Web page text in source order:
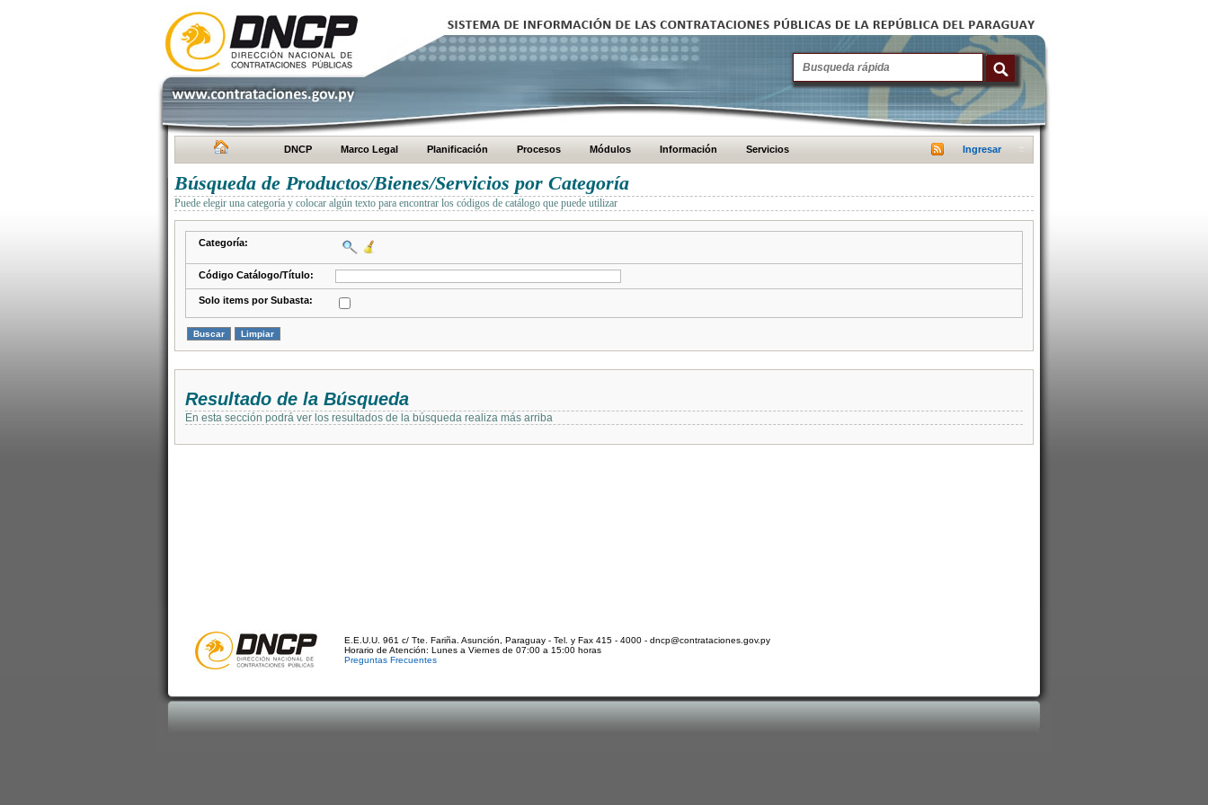
DNCP Marco Legal Planificación Procesos Módulos Información Servicios Ingresar
Búsqueda de Productos/Bienes/Servicios por Categoría
Puede elegir una categoría y colocar algún texto para encontrar los códigos de catálogo que puede utilizar
Categoría:
Código Catálogo/Título:
Solo items por Subasta:
Resultado de la Búsqueda
En esta sección podrá ver los resultados de la búsqueda realiza más arriba
E.E.U.U. 961 c/ Tte. Fariña. Asunción, Paraguay - Tel. y Fax 415 - 4000 - dncp@contrataciones.gov.py
Horario de Atención: Lunes a Viernes de 07:00 a 15:00 horas
Preguntas Frecuentes